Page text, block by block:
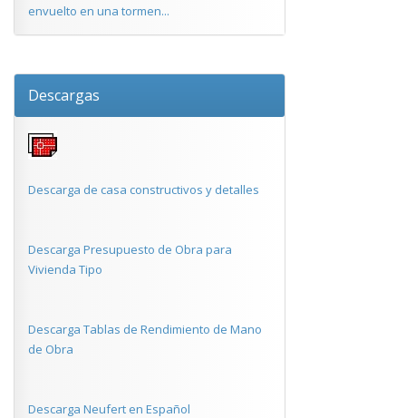
envuelto en una tormen...
Descargas
Descarga de casa constructivos y detalles
Descarga Presupuesto de Obra para
Vivienda Tipo
Descarga Tablas de Rendimiento de Mano
de Obra
Descarga Neufert en Español